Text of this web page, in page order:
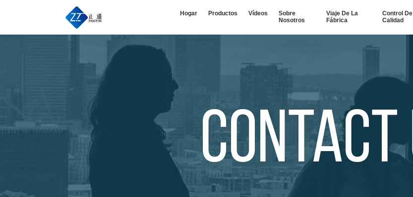
Hogar Productos Vídeos
Sobre
Nosotros
Viaje De La
Fábrica
Control De
Calidad